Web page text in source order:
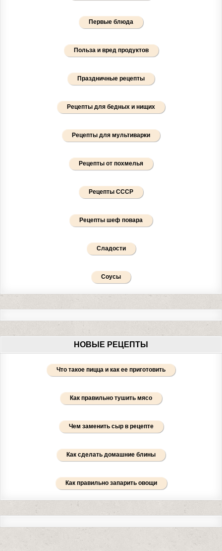
Первые блюда
Польза и вред продуктов
Праздничные рецепты
Рецепты для бедных и нищих
Рецепты для мультиварки
Рецепты от похмелья
Рецепты СССР
Рецепты шеф повара
Сладости
Соусы
НОВЫЕ РЕЦЕПТЫ
Что такое пицца и как ее приготовить
Как правильно тушить мясо
Чем заменить сыр в рецепте
Как сделать домашние блины
Как правильно запарить овощи